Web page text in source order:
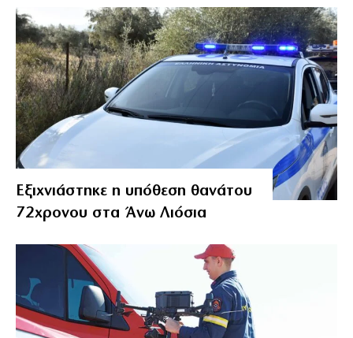
Εξιχνιάστηκε η υπόθεση θανάτου
72χρονου στα Άνω Λιόσια